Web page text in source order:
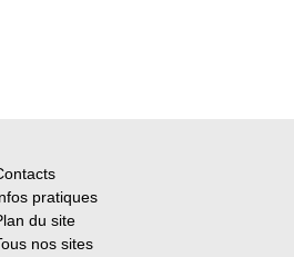
pratiques
du site
nos sites